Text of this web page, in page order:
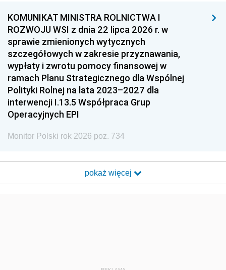
KOMUNIKAT MINISTRA ROLNICTWA I
ROZWOJU WSI z dnia 22 lipca 2026 r. w
sprawie zmienionych wytycznych
szczegółowych w zakresie przyznawania,
wypłaty i zwrotu pomocy finansowej w
ramach Planu Strategicznego dla Wspólnej
Polityki Rolnej na lata 2023–2027 dla
interwencji I.13.5 Współpraca Grup
Operacyjnych EPI
Monitor Polski rok 2026 poz. 734
pokaż więcej